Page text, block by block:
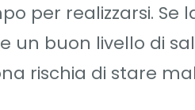
per realizzarsi. Se
buon livello di
rischia di stare